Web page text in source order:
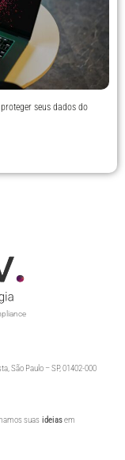
seus dados do
São Paulo – SP, 01402-000
suasideiasem